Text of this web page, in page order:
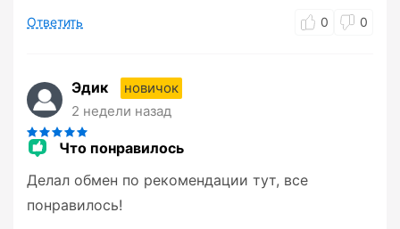
Ответить 0 0
Эдик
новичок
2 недели назад
Что понравилось
Делал обмен по рекомендации тут, все
понравилось!